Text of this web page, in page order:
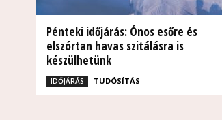
Pénteki időjárás: Ónos esőre és
elszórtan havas szitálásra is
készülhetünk
IDŐJÁRÁS TUDÓSÍTÁS